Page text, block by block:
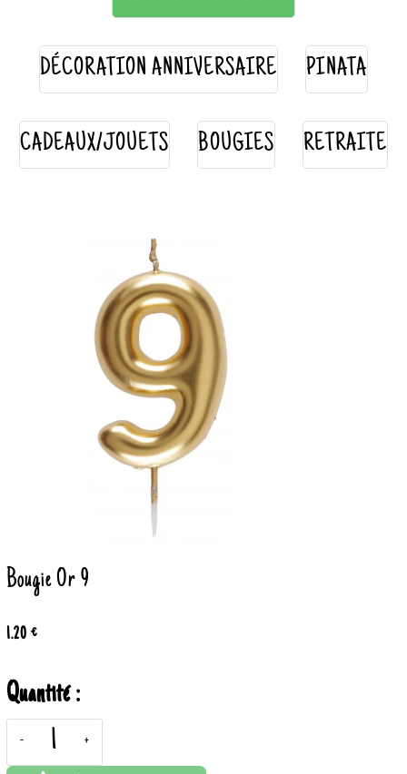
DÉCORATION ANNIVERSAIRE PINATA
CADEAUX/JOUETS BOUGIES RETRAITE
Bougie Or 9
1.20 €
Quantité :
- +